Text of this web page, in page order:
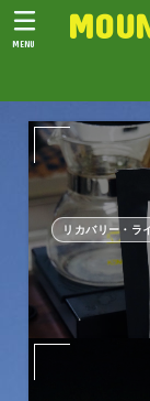
MENU
リカバリー・ラ